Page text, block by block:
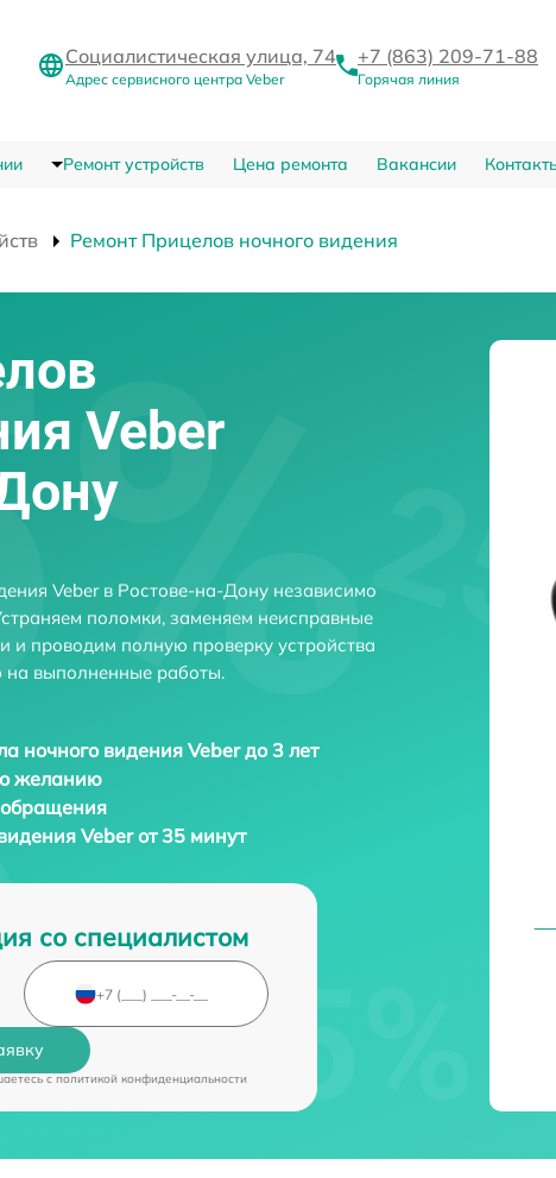
Социалистическая улица, 74
Адрес сервисного центра Veber
+7 (863) 209-71-88
Горячая линия
Ремонт устройств Цена ремонта Вакансии
Ремонт Прицелов ночного видения
Veber
Veber в Ростове-на-Дону независимо
поломки, заменяем неисправные
и проводим полную проверку устройства
на выполненные работы.
ночного видения Veber до 3 лет
желанию
Veber от 35 минут
со специалистом
cполитикой конфиденциальности